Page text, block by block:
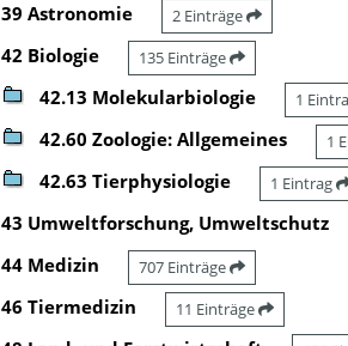
39 Astronomie 2 Einträge
42 Biologie 135 Einträge
42.13 Molekularbiologie 1
42.60 Zoologie: Allgemeines 1
42.63 Tierphysiologie 1 Eintrag
43 Umweltforschung, Umweltschutz
44 Medizin 707 Einträge
46 Tiermedizin 11 Einträge